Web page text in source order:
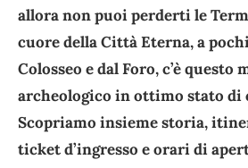
allora non puoi perderti le
cuore della Città Eterna, a
Colosseo e dal Foro, c’è questo
archeologico in ottimo stato di
Scopriamo insieme storia,
ticket d’ingresso e orari di